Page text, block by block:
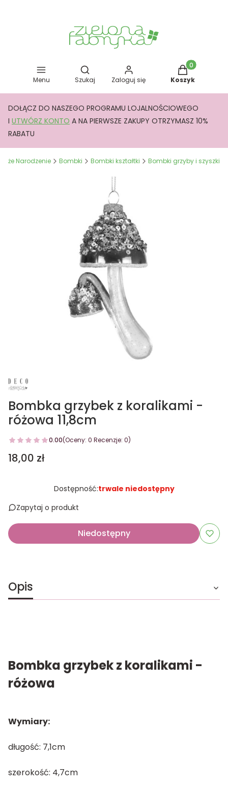
Menu
Otwórz wyszukiwarkę
Szukaj Zaloguj się
Produkty w
Koszyk
DOŁĄCZ DO NASZEGO PROGRAMU LOJALNOŚCIOWEGO
I UTWÓRZ KONTO A NA PIERWSZE ZAKUPY OTRZYMASZ 10%
RABATU
Boże Narodzenie Bombki Bombki kształtki Bombki grzyby i szyszki
Bombka grzybek z koralikami -
różowa 11,8cm
0.00(Oceny: 0 Recenzje: 0)
Cena
18,00 zł
Dostępność:trwale niedostępny
Zapytaj o produkt
Niedostępny
Opis
Bombka grzybek z koralikami -
różowa
Wymiary:
długość: 7,1cm
szerokość: 4,7cm